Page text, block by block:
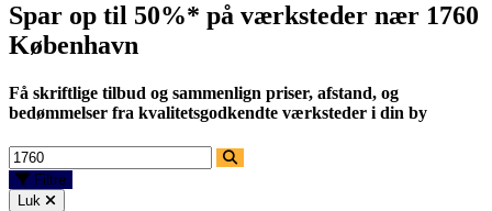
Spar op til 50%* på værksteder nær 1760
København
Få skriftlige tilbud og sammenlign priser, afstand, og
bedømmelser fra kvalitetsgodkendte værksteder i din by
Filtre
Luk